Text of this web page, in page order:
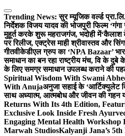
Skip
to
content
Trending News: सुर म्यूजिक वर्ल्ड
निर्देशक विजय यादव की भोजपुरी फिल्म
मुहूर्त करके शुरू महराजगंज, भदोही में‘कैलाश
पर रिलीज, एक्ट्रेस माही श्रीवास्तव और
गीतवीकेडीएल ग्रुप का ‘NPA Bazaar’
समाधान का बन रहा राष्ट्रीय मंच, वि के दुबे
के लिए समग्र समाधान उपलब्ध कराने की
Spiritual Wisdom With Swami
With Anujaअनुजा सहाई के ‘आर्टिक्युलेट
साथ अध्यात्म, आत्मबोध और जीवन की गहन
Returns With Its 4th Edition,
Exclusive Look Inside Fresh
Engaging Mental Health
Marwah StudiosKalyanji Jana’s